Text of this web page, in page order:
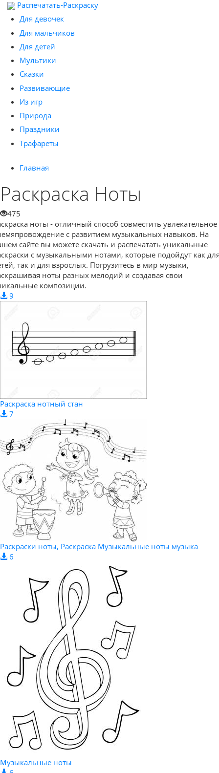
Распечатать-Раскраску
Для девочек
Для мальчиков
Для детей
Мультики
Сказки
Развивающие
Из игр
Природа
Праздники
Трафареты
Главная
Раскраска Ноты
475
ноты - отличный способ совместить увлекательное
с развитием музыкальных навыков. На
сайте вы можете скачать и распечатать уникальные
с музыкальными нотами, которые подойдут как
так и для взрослых. Погрузитесь в мир музыки,
ноты разных мелодий и создавая свои
композиции.
9
Раскраска нотный стан
7
Раскраски ноты, Раскраска Музыкальные ноты музыка
6
Музыкальные ноты